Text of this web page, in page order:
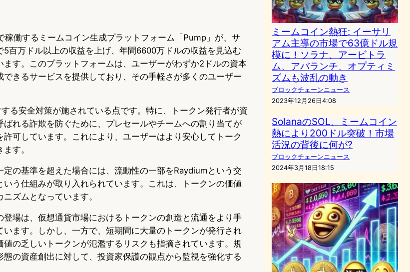
稼働するミームコイン生成プラットフォーム「Pump」が、サ
5百万ドル以上の収益を上げ、年間6600万ドルの収益を見込む
ます。このプラットフォームは、ユーザーがわずか2ドルの資本
できるサービスを提供しており、その手軽さが多くのユーザー
る安全対策が施されている点です。特に、トークン発行者が資
れる詐欺を防ぐために、プレセールやチームへの割り当てが
可しています。これにより、ユーザーはより安心してトーク
す。
定の基準を超えた場合には、流動性の一部をRaydiumという交
う仕組みが取り入れられています。これは、トークンの価値
ズムとなっています。
登場は、仮想通貨市場におけるトークンの創造と流通をより手
ます。しかし、一方で、短期間に大量のトークンが発行され
の乏しいトークンが氾濫するリスクも指摘されています。規
の資産創出に対して、投資家保護の観点から監視を強化する
ミームコイン熱狂: イーサリ
アム主導の市場で63億ドル規
模に！ソラナ、アービトラ
ム、アバランチ、オプティミ
ズムも波乱の動き
ブロックチェーンニュース
2023年12月26日4:08
SolanaのSOL、ミームコイン
熱により200ドル突破！市場
活況の背後に何が?
ブロックチェーンニュース
2024年3月18日18:15